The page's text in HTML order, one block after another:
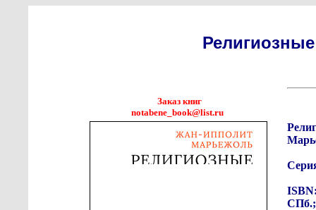
Заказ книг
notabene_book@list.ru
СПб.;